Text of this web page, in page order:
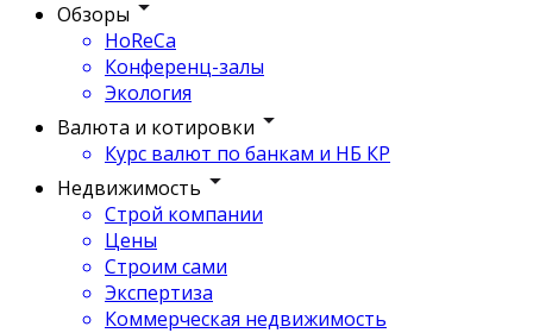
Обзоры
HoReCa
Конференц-залы
Экология
Валюта и котировки
Курс валют по банкам и НБ КР
Недвижимость
Строй компании
Цены
Строим сами
Экспертиза
Коммерческая недвижимость